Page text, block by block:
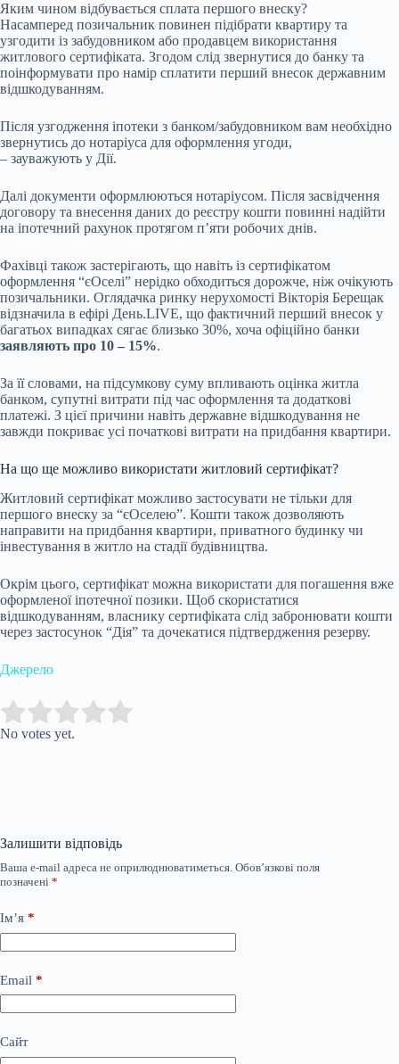
Яким чином відбувається сплата першого внеску?
Насамперед позичальник повинен підібрати квартиру та
узгодити із забудовником або продавцем використання
житлового сертифіката. Згодом слід звернутися до банку та
поінформувати про намір сплатити перший внесок державним
відшкодуванням.
Після узгодження іпотеки з банком/забудовником вам необхідно
звернутись до нотаріуса для оформлення угоди,
– зауважують у Дії.
Далі документи оформлюються нотаріусом. Після засвідчення
договору та внесення даних до реєстру кошти повинні надійти
на іпотечний рахунок протягом п’яти робочих днів.
Фахівці також застерігають, що навіть із сертифікатом
оформлення “єОселі” нерідко обходиться дорожче, ніж очікують
позичальники. Оглядачка ринку нерухомості Вікторія Берещак
відзначила в ефірі День.LIVE, що фактичний перший внесок у
багатьох випадках сягає близько 30%, хоча офіційно банки
заявляють про 10 – 15%.
За її словами, на підсумкову суму впливають оцінка житла
банком, супутні витрати під час оформлення та додаткові
платежі. З цієї причини навіть державне відшкодування не
завжди покриває усі початкові витрати на придбання квартири.
На що ще можливо використати житловий сертифікат?
Житловий сертифікат можливо застосувати не тільки для
першого внеску за “єОселею”. Кошти також дозволяють
направити на придбання квартири, приватного будинку чи
інвестування в житло на стадії будівництва.
Окрім цього, сертифікат можна використати для погашення вже
оформленої іпотечної позики. Щоб скористатися
відшкодуванням, власнику сертифіката слід забронювати кошти
через застосунок “Дія” та дочекатися підтвердження резерву.
Джерело
Rate this item:
No votes yet.
Залишити відповідь
Ваша e-mail адреса не оприлюднюватиметься. Обов’язкові поля
позначені *
Ім’я *
Email *
Сайт